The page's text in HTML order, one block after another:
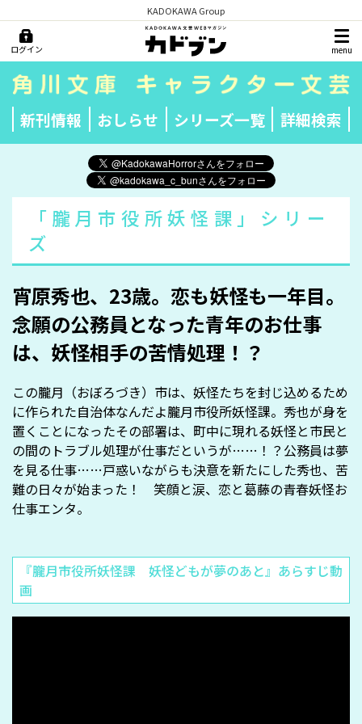
KADOKAWA Group
ログイン menu
新刊情報 おしらせ シリーズ一覧 詳細検索
「朧月市役所妖怪課」シリー
ズ
宵原秀也、23歳。恋も妖怪も一年目。
念願の公務員となった青年のお仕事
は、妖怪相手の苦情処理！？
この朧月（おぼろづき）市は、妖怪たちを封じ込めるため
に作られた自治体なんだよ――朧月市役所妖怪課。秀也が身を
置くことになったその部署は、町中に現れる妖怪と市民と
の間のトラブル処理が仕事だというが……！？公務員は夢
を見る仕事……戸惑いながらも決意を新たにした秀也、苦
難の日々が始まった！ 笑顔と涙、恋と葛藤の青春妖怪お
仕事エンタ。
『朧月市役所妖怪課 妖怪どもが夢のあと』あらすじ動
画